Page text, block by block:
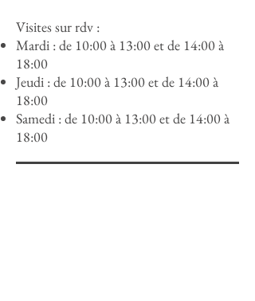
Visites sur rdv :
Mardi : de 10:00 à 13:00 et de 14:00 à
18:00
Jeudi : de 10:00 à 13:00 et de 14:00 à
18:00
Samedi : de 10:00 à 13:00 et de 14:00 à
18:00